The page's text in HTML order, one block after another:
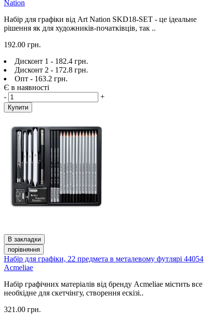
Nation
Набір для графіки від Art Nation SKD18-SET - це ідеальне
рішення як для художників-початківців, так ..
192.00 грн.
Дисконт 1 - 182.4 грн.
Дисконт 2 - 172.8 грн.
Опт - 163.2 грн.
Є в наявності
-
+
Купити
В закладки
порівняння
Набір для графіки, 22 предмета в металевому футлярі 44054
Acmeliae
Набір графічних матеріалів від бренду Acmeliae містить все
необхідне для скетчінгу, створення ескізі..
321.00 грн.